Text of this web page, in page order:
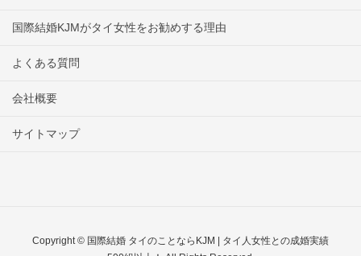
国際結婚KJMがタイ女性をお勧めする理由
よくある質問
会社概要
サイトマップ
Copyright © 国際結婚 タイのことならKJM | タイ人女性との成婚実績